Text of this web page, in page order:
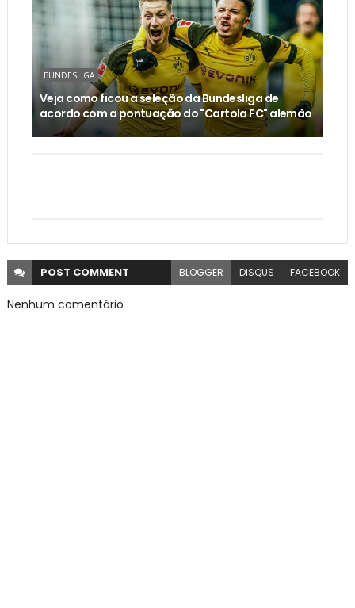
BUNDESLIGA
Veja como ficou a seleção da Bundesliga de
acordo com a pontuação do "Cartola FC" alemão
POST COMMENT BLOGGER DISQUS FACEBOOK
Nenhum comentário